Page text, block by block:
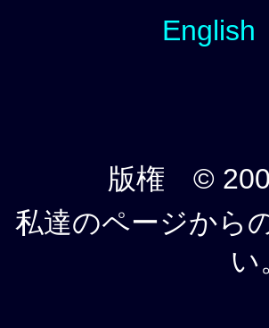
English
版権 ©
私達のページから
い